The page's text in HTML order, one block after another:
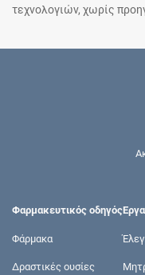
τεχνολογιών, χωρίς
Φαρμακευτικός οδηγός
Φάρμακα
Δραστικές ουσίες